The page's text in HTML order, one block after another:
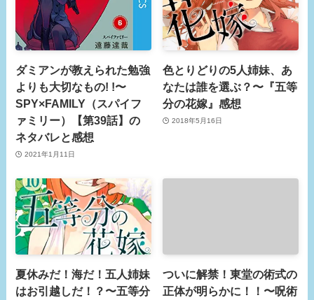
ダミアンが教えられた勉強
よりも大切なもの! !〜
SPY×FAMILY（スパイフ
ァミリー）【第39話】の
ネタバレと感想
2021年1月11日
色とりどりの5人姉妹、あ
なたは誰を選ぶ？〜『五等
分の花嫁』感想
2018年5月16日
夏休みだ！海だ！五人姉妹
はお引越しだ！？〜五等分
ついに解禁！東堂の術式の
正体が明らかに！！〜呪術